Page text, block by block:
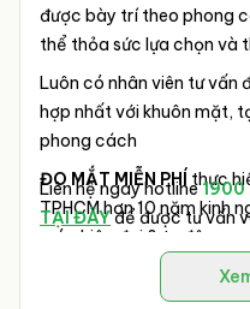
được bày trí theo phong
thể thỏa sức lựa chọn và
Luôn có nhân viên tư vấn
hợp nhất với khuôn mặt,
phong cách
ĐO MẮT MIỄN PHÍ thực
TPHCM hơn 10 năm kinh
móc hiện đại & tự động.
Liên hệ ngay hotline
TẠI ĐÂYđể được tư vấn